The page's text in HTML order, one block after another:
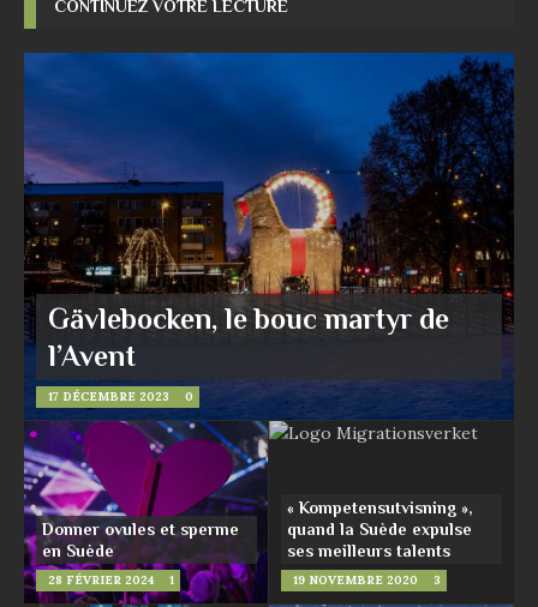
CONTINUEZ VOTRE LECTURE
Gävlebocken, le bouc martyr de
l’Avent
17 DÉCEMBRE 2023 0
Donner ovules et sperme
en Suède
28 FÉVRIER 2024 1
« Kompetensutvisning »,
quand la Suède expulse
ses meilleurs talents
19 NOVEMBRE 2020 3